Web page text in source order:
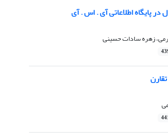
پایگاه اطلاعاتی آی . اس . آی
زهره سادات حسینی